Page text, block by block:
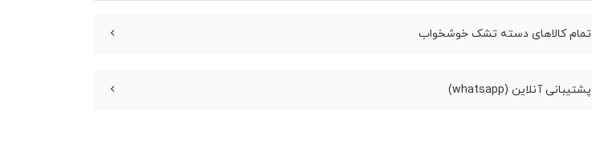
تمام کالاهای دسته تشک خوشخواب
پشتیبانی آنلاین (whatsapp)